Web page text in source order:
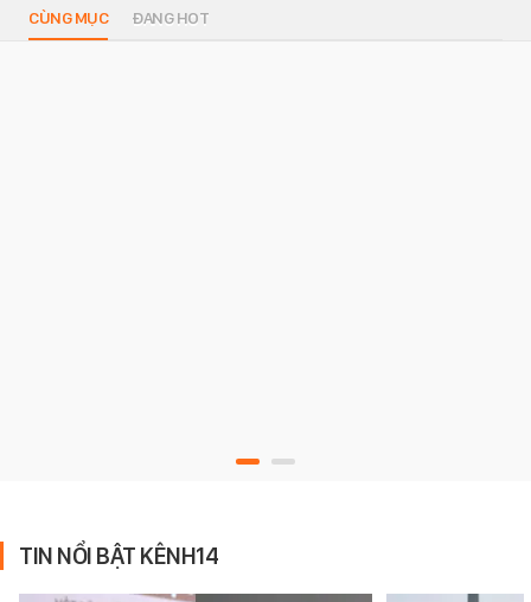
CÙNG MỤC ĐANG HOT
TIN NỔI BẬT KÊNH14